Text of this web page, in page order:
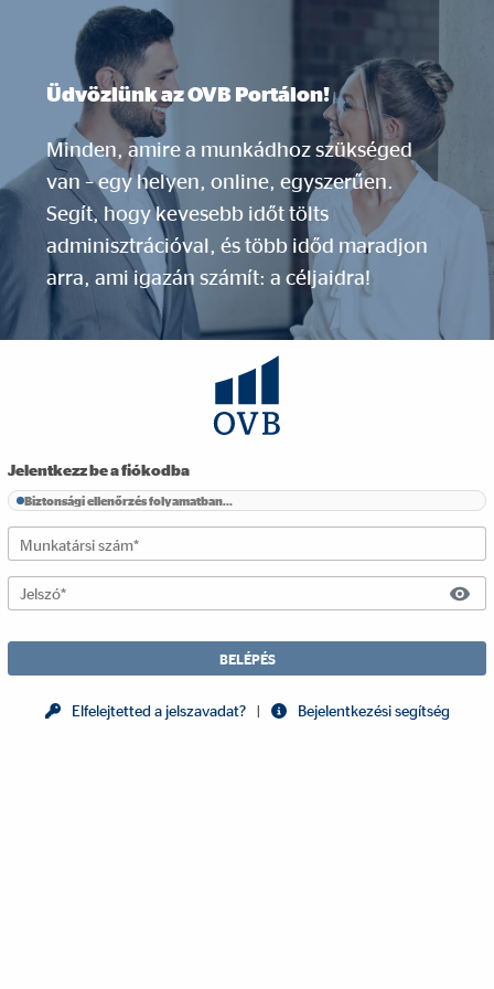
Üdvözlünk az OVB Portálon!
Minden, amire a munkádhoz szükséged
van – egy helyen, online, egyszerűen.
Segít, hogy kevesebb időt tölts
adminisztrációval, és több időd maradjon
arra, ami igazán számít: a céljaidra!
Jelentkezz be a fiókodba
Biztonsági ellenőrzés folyamatban...
Munkatársi szám*
Jelszó*
Elfelejtetted a jelszavadat? | Bejelentkezési segítség